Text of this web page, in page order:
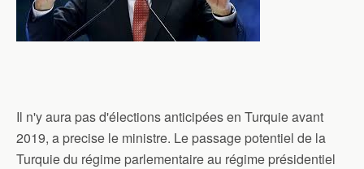
Il n'y aura pas d'élections anticipées en Turquie avant
2019, a precise le ministre. Le passage potentiel de la
Turquie du régime parlementaire au régime présidentiel